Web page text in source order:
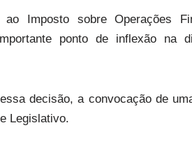
ao Imposto sobre Operações
ponto de inflexão na
decisão, a convocação de
Legislativo.